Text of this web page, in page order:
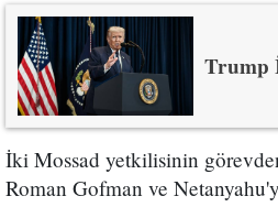
Trump
İki Mossad yetkilisinin
Roman Gofman ve